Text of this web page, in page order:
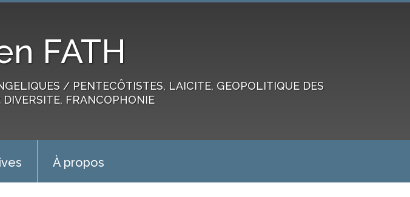
FATH
/ PENTECÔTISTES, LAICITE, GEOPOLITIQUE DES
FRANCOPHONIE
À propos